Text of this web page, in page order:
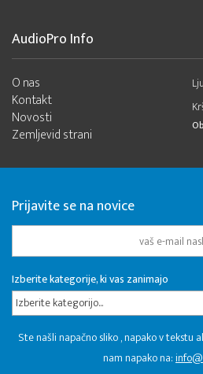
AudioPro Info
O nas
Kontakt
Novosti
Zemljevid strani
Prijavite se na novice
Izberite kategorije, ki vas zanimajo
Izberite kategorijo...
Ste našli napačno sliko , napako v
nam napako na: